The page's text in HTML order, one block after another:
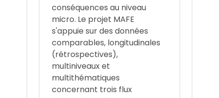
conséquences au niveau
micro. Le projet MAFE
s'appuie sur des données
comparables, longitudinales
(rétrospectives),
multiniveaux et
multithématiques
concernant trois flux